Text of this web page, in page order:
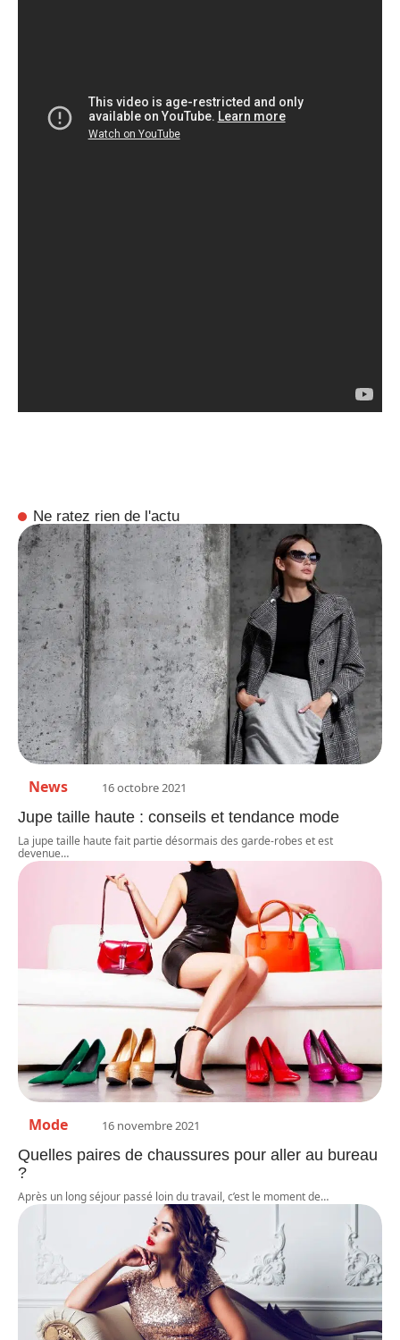
Ne ratez rien de l'actu
News 16 octobre 2021
Jupe taille haute : conseils et tendance mode
La jupe taille haute fait partie désormais des garde-robes et est
devenue…
Mode 16 novembre 2021
Quelles paires de chaussures pour aller au bureau
?
Après un long séjour passé loin du travail, c’est le moment de…